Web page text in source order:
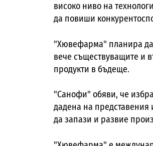
високо ниво на
да повиши
"Хювефарма" планира да
вече съществуващите и
продукти в бъдеще.
"Санофи" обяви, че
дадена на
да запази и развие